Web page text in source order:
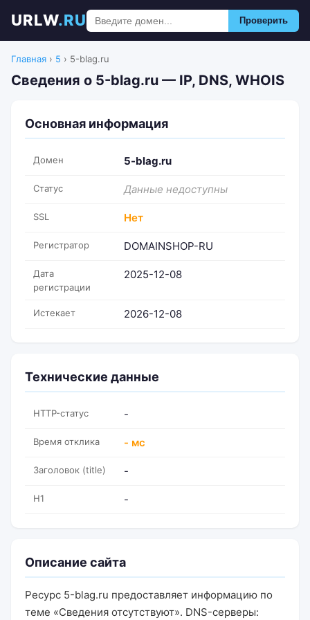
URLW.RU Проверить
Главная › 5 › 5-blag.ru
Сведения о 5-blag.ru — IP, DNS, WHOIS
Основная информация
Домен 5-blag.ru
Статус Данные недоступны
SSL Нет
Регистратор DOMAINSHOP-RU
Дата
регистрации
2025-12-08
Истекает 2026-12-08
Технические данные
HTTP-статус -
Время отклика - мс
Заголовок (title) -
H1 -
Описание сайта
Ресурс 5-blag.ru предоставляет информацию по
теме «Сведения отсутствуют». DNS-серверы: